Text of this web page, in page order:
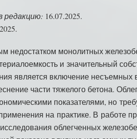
редакцию: 16.07.2025.
недостатком монолитных
и значительный
является включение несъемных
части тяжелого бетона.
показателями, но
на практике. В работе
облегченных